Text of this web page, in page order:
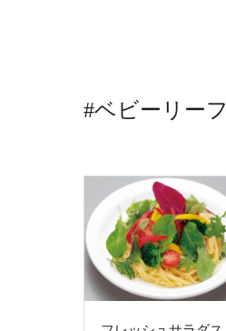
#ベビーリーフ